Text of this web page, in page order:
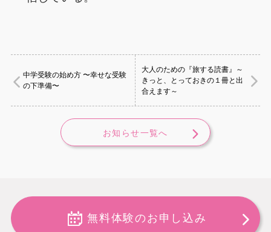
中学受験の始め方 〜幸せな受験
の下準備〜
大人のための『旅する読書』～
きっと、とっておきの１冊と出
合えます～
お知らせ一覧へ
無料体験のお申し込み